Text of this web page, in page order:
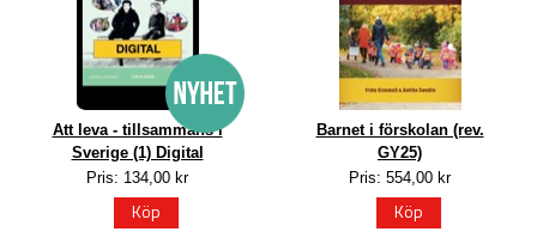
Att leva - tillsammans i
Sverige (1) Digital
Pris: 134,00 kr
Köp
Barnet i förskolan (rev.
GY25)
Pris: 554,00 kr
Köp